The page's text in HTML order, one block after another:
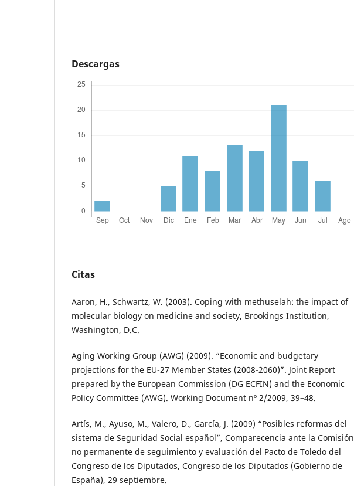
Descargas
Citas
Aaron, H., Schwartz, W. (2003). Coping with methuselah: the impact of
molecular biology on medicine and society, Brookings Institution,
Washington, D.C.
Aging Working Group (AWG) (2009). “Economic and budgetary
projections for the EU-27 Member States (2008-2060)”. Joint Report
prepared by the European Commission (DG ECFIN) and the Economic
Policy Committee (AWG). Working Document nº 2/2009, 39–48.
Artís, M., Ayuso, M., Valero, D., García, J. (2009) “Posibles reformas del
sistema de Seguridad Social español”, Comparecencia ante la Comisión
no permanente de seguimiento y evaluación del Pacto de Toledo del
Congreso de los Diputados, Congreso de los Diputados (Gobierno de
España), 29 septiembre.